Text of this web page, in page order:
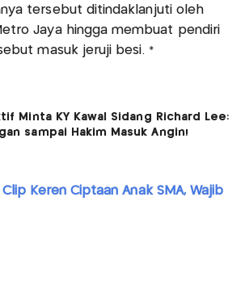
tersebut ditindaklanjuti oleh
Jaya hingga membuat pendiri
masuk jeruji besi. *
Minta KY Kawal Sidang Richard Lee:
sampai Hakim Masuk Angin!
Keren Ciptaan Anak SMA, Wajib